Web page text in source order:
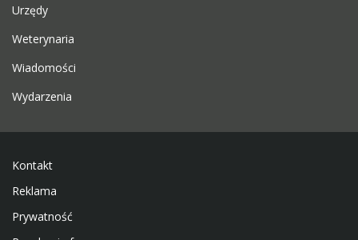
Urzędy
Weterynaria
Wiadomości
Wydarzenia
Kontakt
Reklama
Prywatność